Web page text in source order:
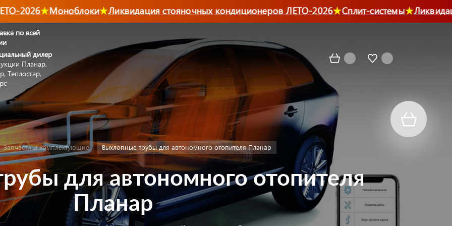
2026 Моноблоки Ликвидация стояночных кондиционеров ЛЕТО-2026 Сплит-системы
по всей
дилер
Планар,
Теплостар,
Запчасти и комплектующие Выхлопные трубы для автономного отопителя Планар
для автономного отопителя
Планар